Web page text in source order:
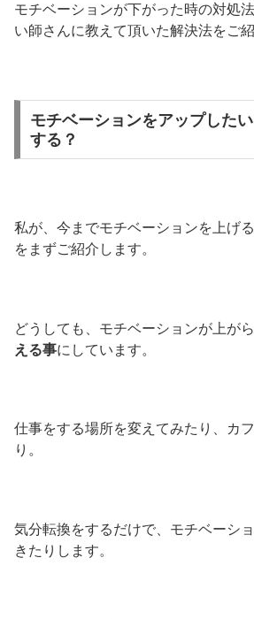
モチベーションが下がった時の対処
い師さんに教えて頂いた解決法をご
モチベーションをアップした
する？
私が、今までモチベーションを上げ
をまずご紹介します。
どうしても、モチベーションが上がら
える事にしています。
仕事をする場所を変えてみたり、カ
り。
気分転換をするだけで、モチベーシ
きたりします。